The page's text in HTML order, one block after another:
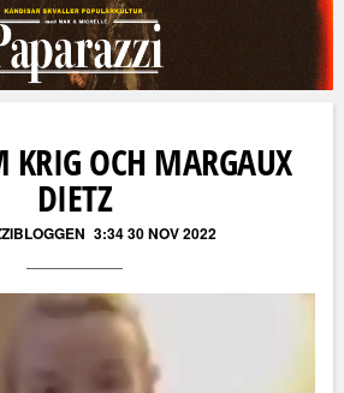
KRIG OCH MARGAUX
DIETZ
3:34 30 NOV 2022